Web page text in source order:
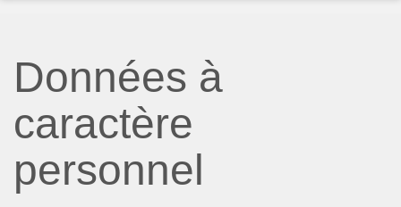
Données à
caractère
personnel